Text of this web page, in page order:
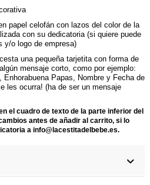
papel celofán con lazos del color de la
con su dedicatoria (si quiere puede
y/o logo de empresa)
una pequeña tarjetita con forma de
mensaje corto, como por ejemplo:
Enhorabuena Papas, Nombre y Fecha de
les ocurra! (ha de ser un mensaje
el cuadro de texto de la parte inferior del
antes de añadir al carrito, si lo
a info@lacestitadelbebe.es.